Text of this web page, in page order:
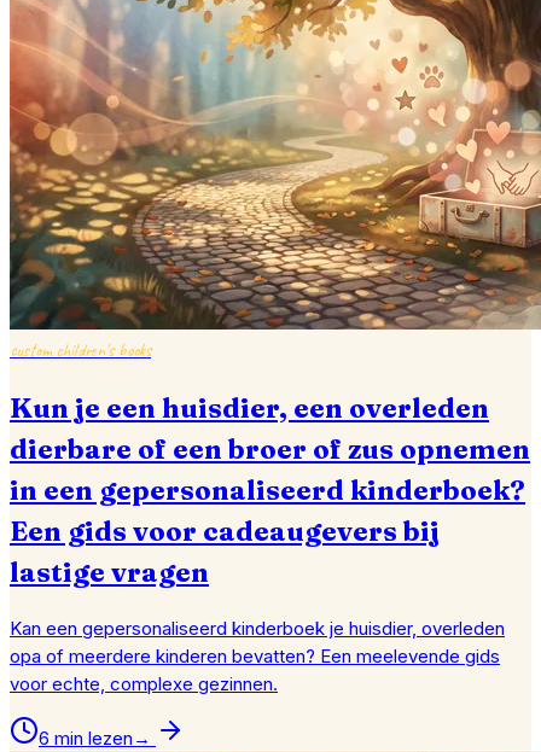
custom children's books
Kun je een huisdier, een overleden
dierbare of een broer of zus opnemen
in een gepersonaliseerd kinderboek?
Een gids voor cadeaugevers bij
lastige vragen
Kan een gepersonaliseerd kinderboek je huisdier, overleden
opa of meerdere kinderen bevatten? Een meelevende gids
voor echte, complexe gezinnen.
6 min lezen →